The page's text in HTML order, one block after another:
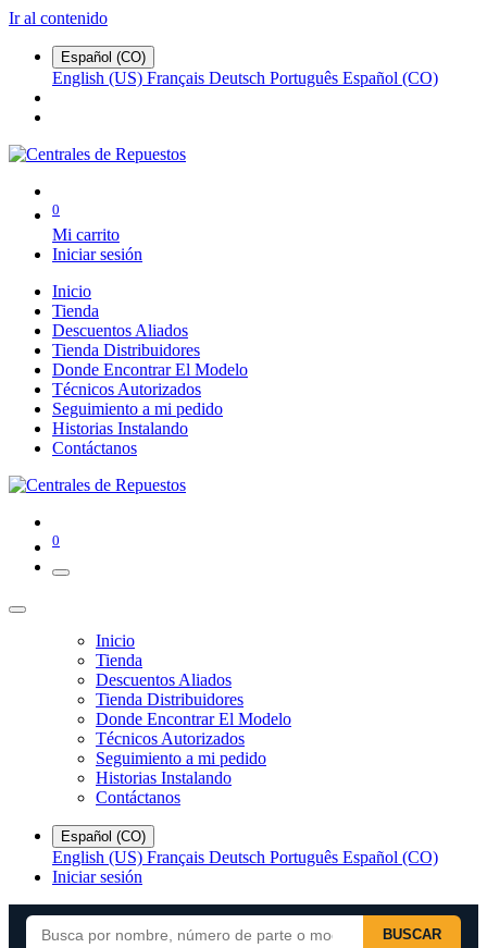
Ir al contenido
Español (CO)
English (US) Français Deutsch Português Español (CO)
0
Mi carrito
Iniciar sesión
Inicio
Tienda
Descuentos Aliados
Tienda Distribuidores
Donde Encontrar El Modelo
Técnicos Autorizados
Seguimiento a mi pedido
Historias Instalando
Contáctanos
0
Inicio
Tienda
Descuentos Aliados
Tienda Distribuidores
Donde Encontrar El Modelo
Técnicos Autorizados
Seguimiento a mi pedido
Historias Instalando
Contáctanos
Español (CO)
English (US) Français Deutsch Português Español (CO)
Iniciar sesión
BUSCAR